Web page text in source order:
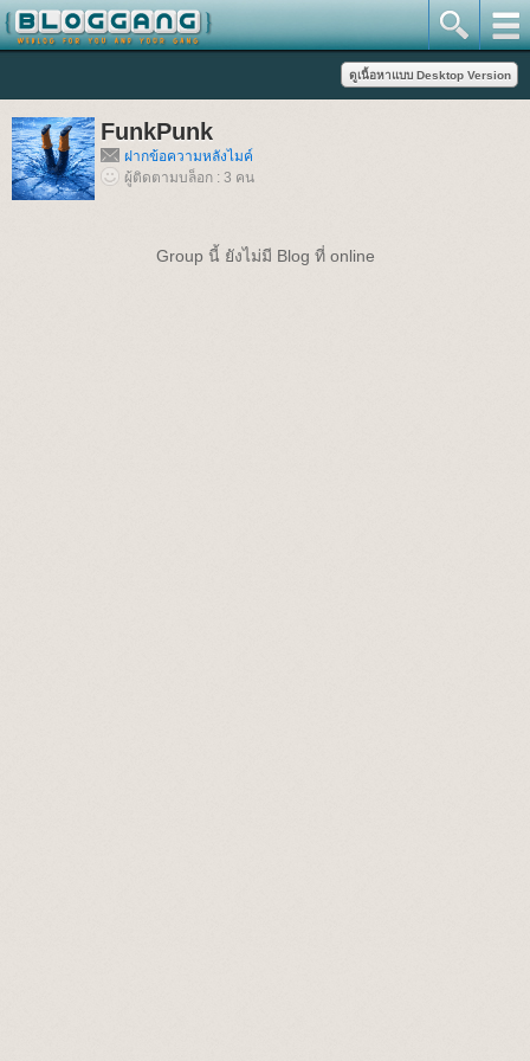
FunkPunk
ฝากข้อความหลังไมค์
ผู้ติดตามบล็อก : 3 คน
Group นี้ ยังไม่มี Blog ที่ online